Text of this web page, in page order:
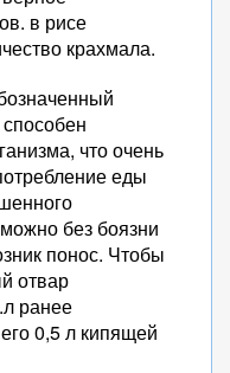
в рисе
крахмала.
что очень
еды
без боязни
понос. Чтобы
отвар
ранее
0,5 л кипящей